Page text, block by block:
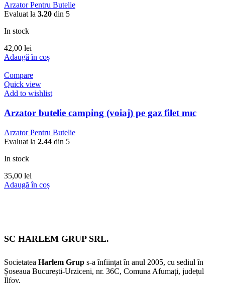
Arzator Pentru Butelie
Evaluat la 3.20 din 5
In stock
42,00 lei
Adaugă în coș
Compare
Quick view
Add to wishlist
Arzator butelie camping (voiaj) pe gaz filet mıc
Arzator Pentru Butelie
Evaluat la 2.44 din 5
In stock
35,00 lei
Adaugă în coș
SC HARLEM GRUP SRL.
Societatea Harlem Grup s-a înființat în anul 2005, cu sediul în
Șoseaua București-Urziceni, nr. 36C, Comuna Afumați, județul
Ilfov.